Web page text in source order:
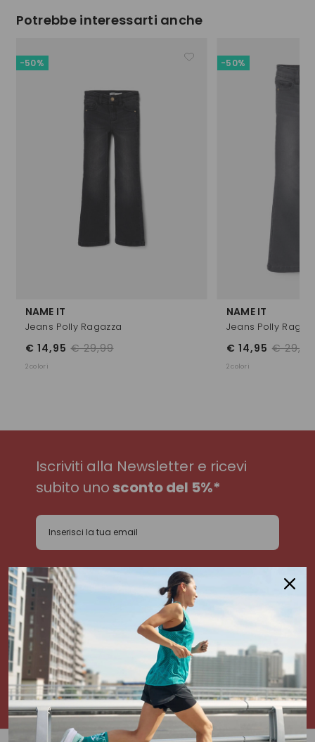
Potrebbe interessarti anche
NAME IT
Jeans Polly Ragazza
€ 29,99
€ 14,95
-50%
2 colori
NAME IT
Jeans Polly
€ 29,99
€ 14,95
-50%
2 colori
Iscriviti alla Newsletter e ricevi
subito unosconto del 5%*
*Il codice sconto NON è applicabile sui prodotti già scontati e
sulla categoria Attrezzatura
Dichiaro di aver letto e accettato l'informativa
privacy
Inserendo il tuo indirizzo e-mail, acconsenti a ricevere la newsletter di Sport85. Per
maggiori informazioni consulta la nostra Informativa a tutela della privacy.
ISCRIVITI